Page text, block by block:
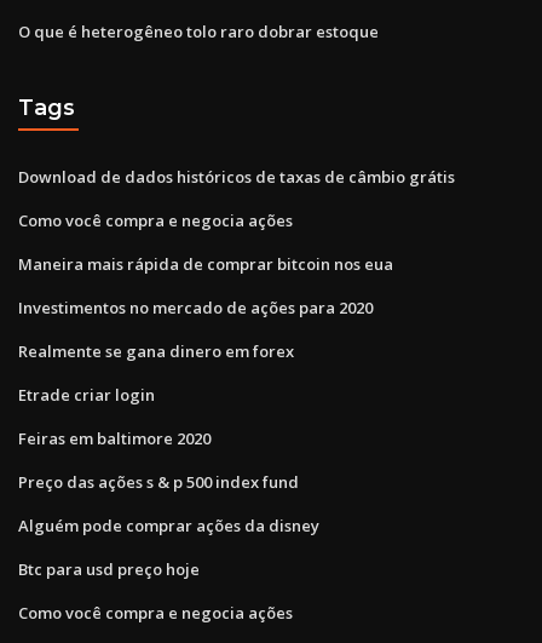
O que é heterogêneo tolo raro dobrar estoque
Tags
Download de dados históricos de taxas de câmbio grátis
Como você compra e negocia ações
Maneira mais rápida de comprar bitcoin nos eua
Investimentos no mercado de ações para 2020
Realmente se gana dinero em forex
Etrade criar login
Feiras em baltimore 2020
Preço das ações s & p 500 index fund
Alguém pode comprar ações da disney
Btc para usd preço hoje
Como você compra e negocia ações